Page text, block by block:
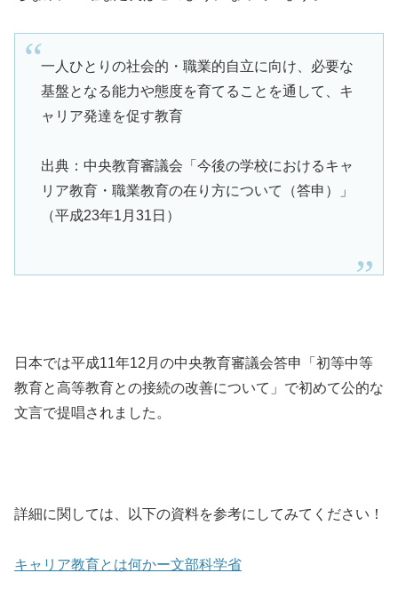
一人ひとりの社会的・職業的自立に向け、必要な
基盤となる能力や態度を育てることを通して、キ
ャリア発達を促す教育
出典：中央教育審議会「今後の学校におけるキャ
リア教育・職業教育の在り方について（答申）」
（平成23年1月31日）
日本では平成11年12月の中央教育審議会答申「初等中等
教育と高等教育との接続の改善について」で初めて公的な
文言で提唱されました。
詳細に関しては、以下の資料を参考にしてみてください！
キャリア教育とは何かー文部科学省